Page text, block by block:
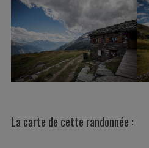
La carte de cette randonnée :